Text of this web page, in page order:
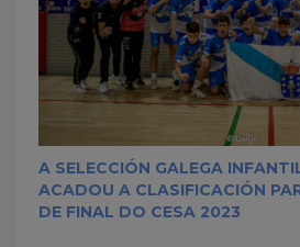
A SELECCIÓN GALEGA
ACADOU A CLASIFICACIÓN
DE FINAL DO CESA 2023